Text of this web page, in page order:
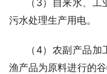
（ 3）自来水、工
污水处理生产用电。
（ 4）农副产品加
渔产品为原料进行的